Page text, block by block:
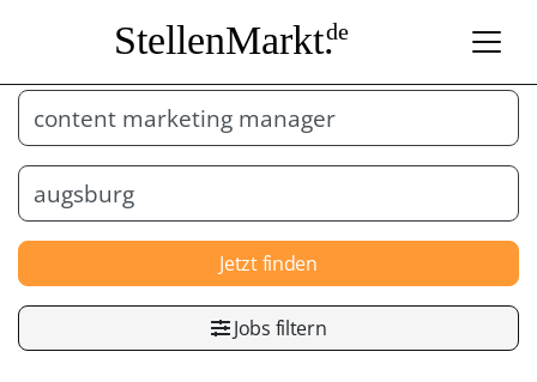
StellenMarkt.de
Jetzt finden
Jobs filtern